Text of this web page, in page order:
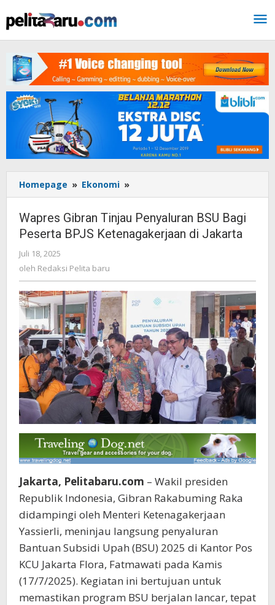
ke
konten
Homepage » Ekonomi »
Gibran
Tinjau
Penyaluran
BSU
di
Wapres Gibran Tinjau Penyaluran BSU Bagi
Peserta BPJS Ketenagakerjaan di Jakarta
Juli 18, 2025
Redaksi
baru
oleh Redaksi Pelita baru
Jakarta, Pelitabaru.com – Wakil presiden
Republik Indonesia, Gibran Rakabuming Raka
didampingi oleh Menteri Ketenagakerjaan
Yassierli, meninjau langsung penyaluran
Bantuan Subsidi Upah (BSU) 2025 di Kantor Pos
KCU Jakarta Flora, Fatmawati pada Kamis
(17/7/2025). Kegiatan ini bertujuan untuk
memastikan program BSU berjalan lancar, tepat